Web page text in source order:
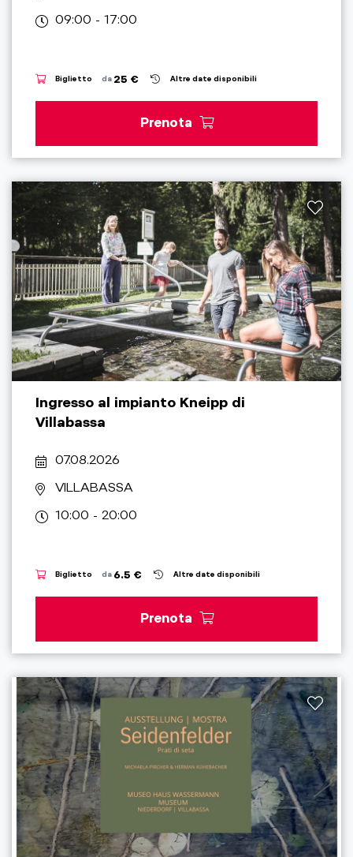
09:00 - 17:00
Biglietto da 25 € Altre date disponibili
Prenota
Ingresso al impianto Kneipp di
Villabassa
07.08.2026
VILLABASSA
10:00 - 20:00
Biglietto da 6.5 € Altre date disponibili
Prenota